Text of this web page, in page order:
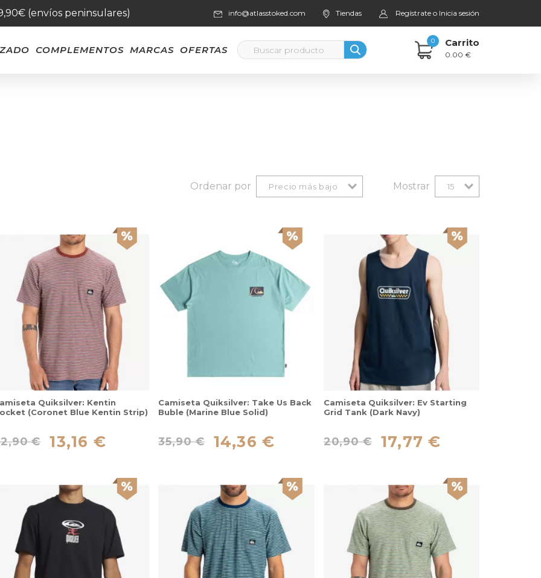
(envíos peninsulares) info@atlasstoked.com Tiendas Regístrate o Inicia sesión
COMPLEMENTOS MARCAS OFERTAS
0 Carrito
0.00 €
Ordenar por Precio más bajo Mostrar 15
Quiksilver: Kentin
(Coronet Blue Kentin Strip)
€ 13,16 €
Camiseta Quiksilver: Take Us Back
Buble (Marine Blue Solid)
35,90 € 14,36 €
Camiseta Quiksilver: Ev Starting
Grid Tank (Dark Navy)
20,90 € 17,77 €